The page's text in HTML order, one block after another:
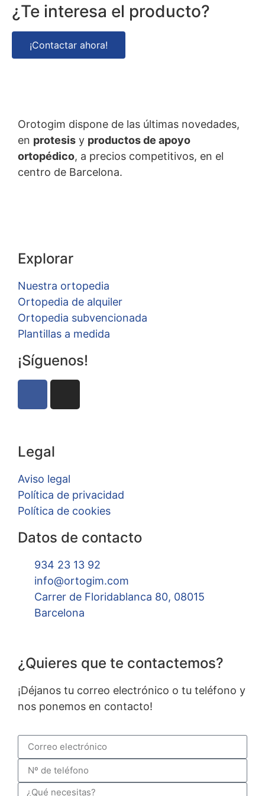
¿Te interesa el producto?
¡Contactar ahora!
Orotogim dispone de las últimas novedades,
en protesis y productos de apoyo
ortopédico, a precios competitivos, en el
centro de Barcelona.
Explorar
Nuestra ortopedia
Ortopedia de alquiler
Ortopedia subvencionada
Plantillas a medida
¡Síguenos!
Legal
Aviso legal
Política de privacidad
Política de cookies
Datos de contacto
934 23 13 92
info@ortogim.com
Carrer de Floridablanca 80, 08015
Barcelona
¿Quieres que te contactemos?
¡Déjanos tu correo electrónico o tu teléfono y
nos ponemos en contacto!